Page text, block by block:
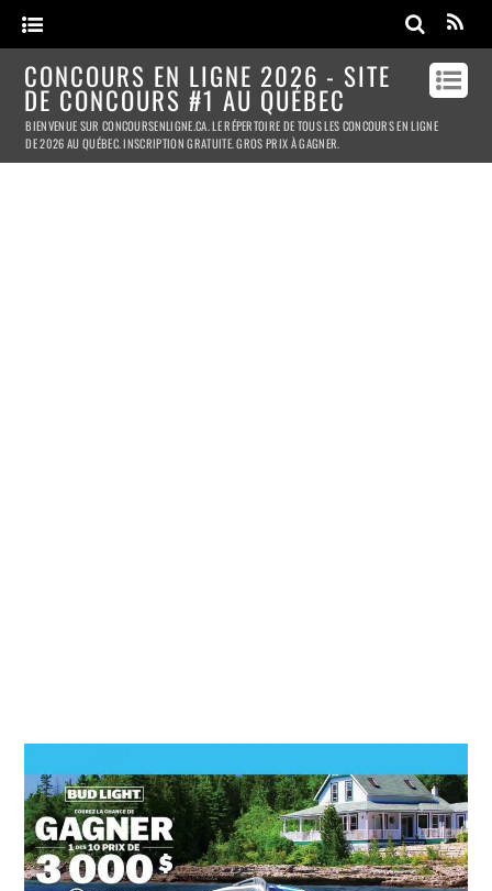
CONCOURS EN LIGNE 2026 - SITE
DE CONCOURS #1 AU QUÉBEC
BIENVENUE SUR CONCOURSENLIGNE.CA. LE RÉPERTOIRE DE TOUS LES CONCOURS EN LIGNE
DE 2026 AU QUÉBEC. INSCRIPTION GRATUITE. GROS PRIX À GAGNER.